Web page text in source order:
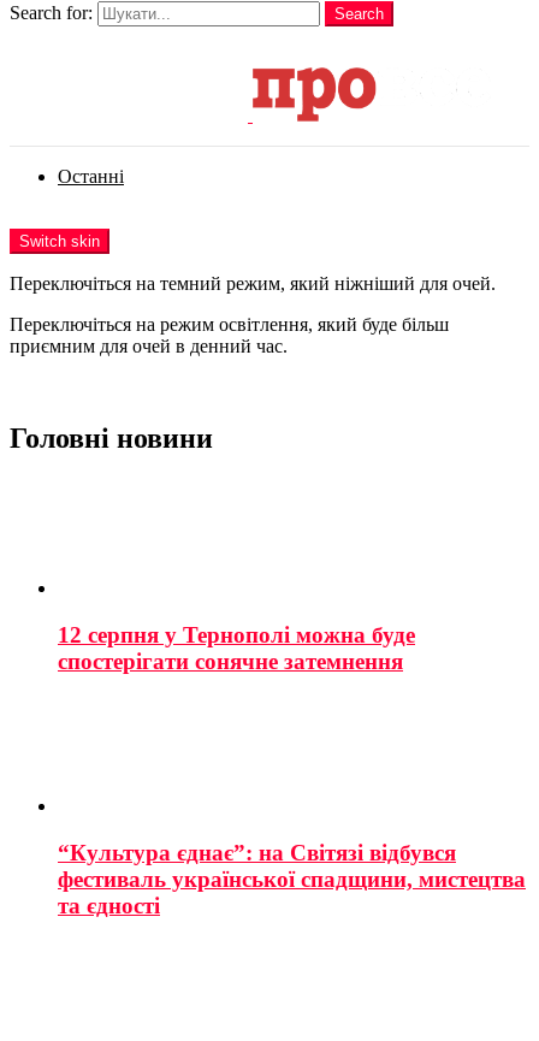
Search for:
Search
Останні
Switch skin
Переключіться на темний режим, який ніжніший для очей.
Переключіться на режим освітлення, який буде більш
приємним для очей в денний час.
Головні новини
12 серпня у Тернополі можна буде
спостерігати сонячне затемнення
“Культура єднає”: на Світязі відбувся
фестиваль української спадщини, мистецтва
та єдності